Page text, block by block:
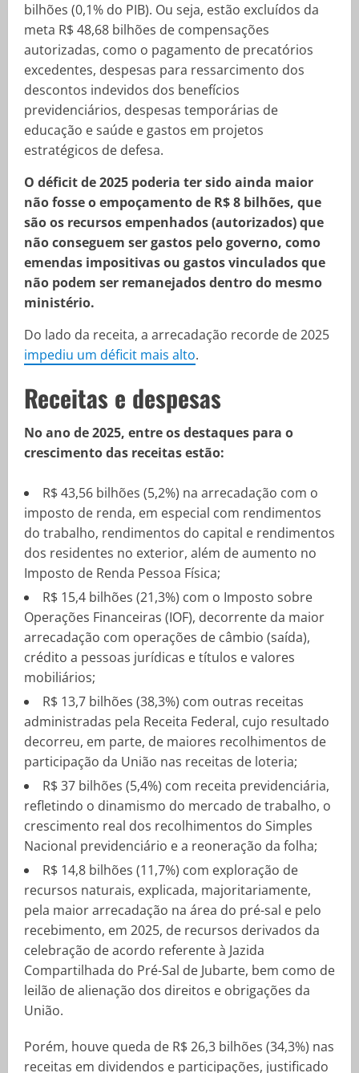
bilhões (0,1% do PIB). Ou seja, estão excluídos da
meta R$ 48,68 bilhões de compensações
autorizadas, como o pagamento de precatórios
excedentes, despesas para ressarcimento dos
descontos indevidos dos benefícios
previdenciários, despesas temporárias de
educação e saúde e gastos em projetos
estratégicos de defesa.
O déficit de 2025 poderia ter sido ainda maior
não fosse o empoçamento de R$ 8 bilhões, que
são os recursos empenhados (autorizados) que
não conseguem ser gastos pelo governo, como
emendas impositivas ou gastos vinculados que
não podem ser remanejados dentro do mesmo
ministério.
Do lado da receita, a arrecadação recorde de 2025
impediu um déficit mais alto.
Receitas e despesas
No ano de 2025, entre os destaques para o
crescimento das receitas estão:
R$ 43,56 bilhões (5,2%) na arrecadação com o
imposto de renda, em especial com rendimentos
do trabalho, rendimentos do capital e rendimentos
dos residentes no exterior, além de aumento no
Imposto de Renda Pessoa Física;
R$ 15,4 bilhões (21,3%) com o Imposto sobre
Operações Financeiras (IOF), decorrente da maior
arrecadação com operações de câmbio (saída),
crédito a pessoas jurídicas e títulos e valores
mobiliários;
R$ 13,7 bilhões (38,3%) com outras receitas
administradas pela Receita Federal, cujo resultado
decorreu, em parte, de maiores recolhimentos de
participação da União nas receitas de loteria;
R$ 37 bilhões (5,4%) com receita previdenciária,
refletindo o dinamismo do mercado de trabalho, o
crescimento real dos recolhimentos do Simples
Nacional previdenciário e a reoneração da folha;
R$ 14,8 bilhões (11,7%) com exploração de
recursos naturais, explicada, majoritariamente,
pela maior arrecadação na área do pré-sal e pelo
recebimento, em 2025, de recursos derivados da
celebração de acordo referente à Jazida
Compartilhada do Pré-Sal de Jubarte, bem como de
leilão de alienação dos direitos e obrigações da
União.
Porém, houve queda de R$ 26,3 bilhões (34,3%) nas
receitas em dividendos e participações, justificado